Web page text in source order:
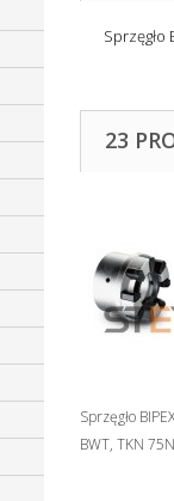
23
Sprzęgło
BWT, TKN